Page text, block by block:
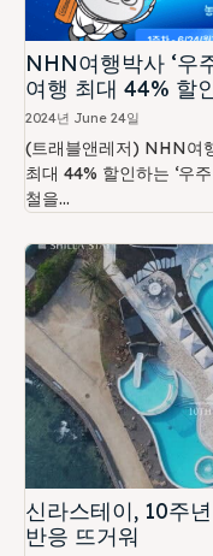
NHN여행박사 ‘우
여행 최대 44% 할
2024년 June 24일
(트래블앤레저) NHN여
최대 44% 할인하는 ‘우
철을...
신라스테이, 10주
반응 뜨거워